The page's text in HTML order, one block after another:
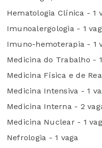
Hematologia Clínica - 1
Imunoalergologia - 1
Imuno-hemoterapia - 1
Medicina do Trabalho -
Medicina Física e de
Medicina Intensiva - 1
Medicina Interna - 2
Medicina Nuclear - 1
Nefrologia - 1 vaga